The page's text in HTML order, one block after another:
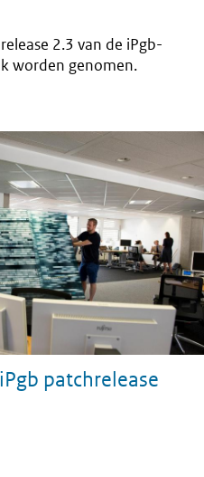
2.3 van de iPgb-
worden genomen.
patchrelease